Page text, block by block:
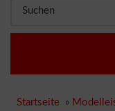
Startseite »